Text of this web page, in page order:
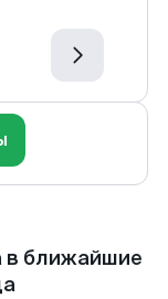
в ближайшие